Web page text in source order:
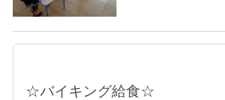
☆バイキング給食☆